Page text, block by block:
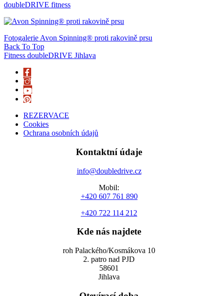
doubleDRIVE fitness
Fotogalerie Avon Spinning® proti rakovině prsu
Back To Top
Fitness doubleDRIVE Jihlava
REZERVACE
Cookies
Ochrana osobních údajů
Kontaktní údaje
info@doubledrive.cz
Mobil:
+420 607 761 890
+420 722 114 212
Kde nás najdete
roh Palackého/Kosmákova 10
2. patro nad PJD
58601
Jihlava